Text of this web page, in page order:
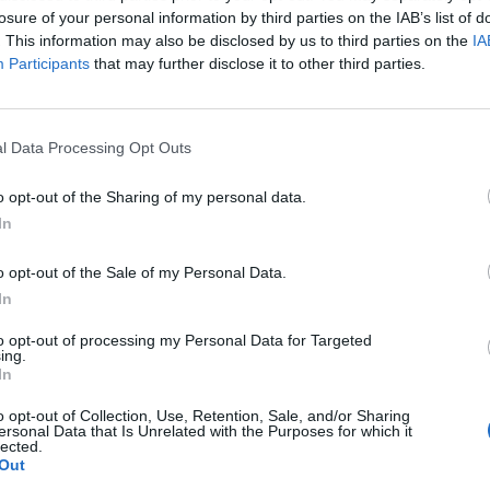
of your personal information by third parties on the IAB’s list of
This information may also be disclosed by us to third parties on the
Participants that may further disclose it to other third parties.
Data Processing Opt Outs
opt-out of the Sharing of my personal data.
opt-out of the Sale of my Personal Data.
opt-out of processing my Personal Data for Targeted
opt-out of Collection, Use, Retention, Sale, and/or Sharing
Data that Is Unrelated with the Purposes for which it
Dich neu. Wir freuen uns auf Deinen nächsten
drei der dunkelsten Kreaturen für kurze Zeit. Die Seelen aller
grausamen Flotte ein ernsthafter Gegner für alle Fregatten und
das sich in ihr Reich begibt.
der ohne Rücksicht auf eigene Verluste die Piratenwelt terrorisiert.
ist während des Halloween Events beim Händler verfügbar. Ein
kannst Du dir auf geisterhaften Bonuskarten erkämpfen.
die Event-Kanonengkugeln "Grinsender Tod". Sie werden bei